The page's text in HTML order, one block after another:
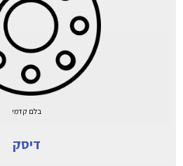
בלם קדמי
דיסק